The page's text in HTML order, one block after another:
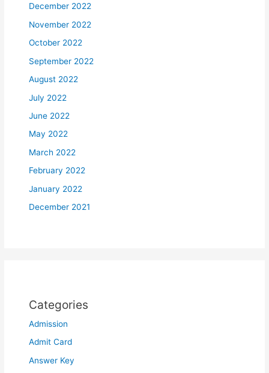
December 2022
November 2022
October 2022
September 2022
August 2022
July 2022
June 2022
May 2022
March 2022
February 2022
January 2022
December 2021
Categories
Admission
Admit Card
Answer Key